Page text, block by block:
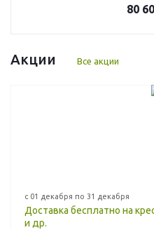
80
Акции Все акции
с 01 декабря по 31 декабря
Доставка бесплатно на
и др.